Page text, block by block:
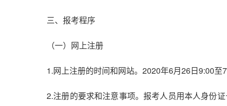
三、报考程序
（一）网上注册
1.网上注册的时间和网站。2020年6月26日9:00
2.注册的要求和注意事项。报考人员用本人身份